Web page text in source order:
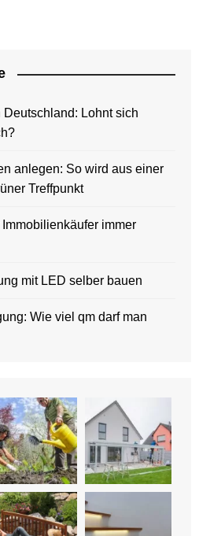
Deutschland: Lohnt sich
anlegen: So wird aus einer
Treffpunkt
immer
mit LED selber bauen
Wie viel qm darf man